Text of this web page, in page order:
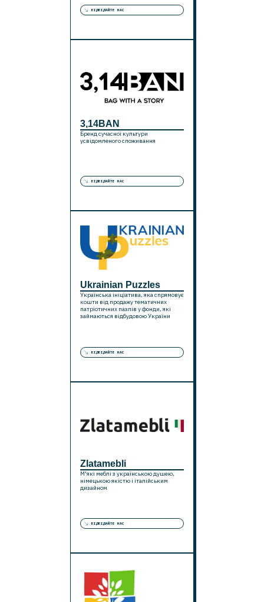
ВІДВІДАЙТЕ НАС
3,14BAN
Бренд сучасної культури
усвідомленого споживання
ВІДВІДАЙТЕ НАС
Ukrainian Puzzles
Українська ініціатива, яка спрямовує
кошти від продажу тематичних
патріотичних пазлів у фонди, які
займаються відбудовою України
ВІДВІДАЙТЕ НАС
Zlatamebli
М'які меблі з українською душею,
німецькою якістю і італійським
дизайном
ВІДВІДАЙТЕ НАС